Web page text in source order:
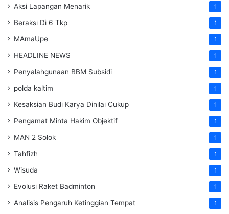
Aksi Lapangan Menarik 1
Beraksi Di 6 Tkp 1
MAmaUpe 1
HEADLINE NEWS 1
Penyalahgunaan BBM Subsidi 1
polda kaltim 1
Kesaksian Budi Karya Dinilai Cukup 1
Pengamat Minta Hakim Objektif 1
MAN 2 Solok 1
Tahfizh 1
Wisuda 1
Evolusi Raket Badminton 1
Analisis Pengaruh Ketinggian Tempat 1